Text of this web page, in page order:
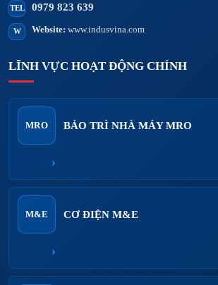
TEL 0979 823 639
W Website: www.indusvina.com
LĨNH VỰC HOẠT ĐỘNG CHÍNH
MRO BẢO TRÌ NHÀ MÁY MRO
›
M&E CƠ ĐIỆN M&E
›